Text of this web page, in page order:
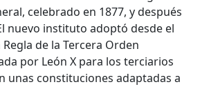
celebrado en 1877, y después
nuevo instituto adoptó desde el
de la Tercera Orden
por León X para los terciarios
unas constituciones adaptadas a